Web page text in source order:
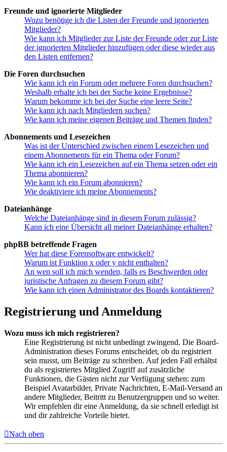
Freunde und ignorierte Mitglieder
Wozu benötige ich die Listen der Freunde und ignorierten
Mitglieder?
Wie kann ich Mitglieder zur Liste der Freunde oder zur Liste
der ignorierten Mitglieder hinzufügen oder diese wieder aus
den Listen entfernen?
Die Foren durchsuchen
Wie kann ich ein Forum oder mehrere Foren durchsuchen?
Weshalb erhalte ich bei der Suche keine Ergebnisse?
Warum bekomme ich bei der Suche eine leere Seite?
Wie kann ich nach Mitgliedern suchen?
Wie kann ich meine eigenen Beiträge und Themen finden?
Abonnements und Lesezeichen
Was ist der Unterschied zwischen einem Lesezeichen und
einem Abonnements für ein Thema oder Forum?
Wie kann ich ein Lesezeichen auf ein Thema setzen oder ein
Thema abonnieren?
Wie kann ich ein Forum abonnieren?
Wie deaktiviere ich meine Abonnements?
Dateianhänge
Welche Dateianhänge sind in diesem Forum zulässig?
Kann ich eine Übersicht all meiner Dateianhänge erhalten?
phpBB betreffende Fragen
Wer hat diese Forensoftware entwickelt?
Warum ist Funktion x oder y nicht enthalten?
An wen soll ich mich wenden, falls es Beschwerden oder
juristische Anfragen zu diesem Forum gibt?
Wie kann ich einen Administrator des Boards kontaktieren?
Registrierung und Anmeldung
Wozu muss ich mich registrieren?
Eine Registrierung ist nicht unbedingt zwingend. Die Board-
Administration dieses Forums entscheidet, ob du registriert
sein musst, um Beiträge zu schreiben. Auf jeden Fall erhältst
du als registriertes Mitglied Zugriff auf zusätzliche
Funktionen, die Gästen nicht zur Verfügung stehen: zum
Beispiel Avatarbilder, Private Nachrichten, E-Mail-Versand an
andere Mitglieder, Beitritt zu Benutzergruppen und so weiter.
Wir empfehlen dir eine Anmeldung, da sie schnell erledigt ist
und dir zahlreiche Vorteile bietet.
Nach oben